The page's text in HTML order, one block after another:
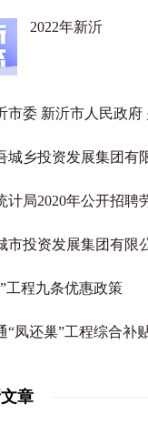
2022年新沂
市委 新沂市人民政府
城乡投资发展集团有
计局2020年公开招聘
市投资发展集团有限
工程九条优惠政策
“凤还巢”工程综合补
章